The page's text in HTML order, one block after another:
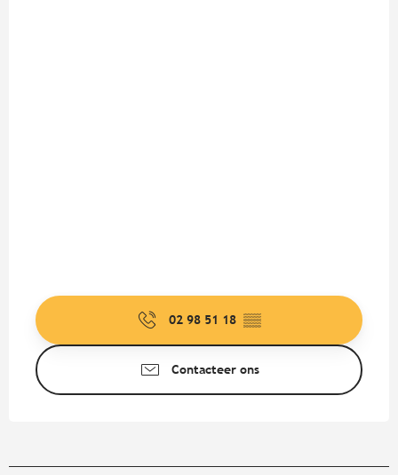
02 98 51 18 ▒▒
Contacteer ons